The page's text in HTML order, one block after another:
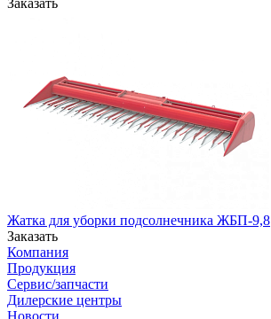
Жатка для уборки подсолнечника ЖБП-9,8
Заказать
Компания
Продукция
Сервис/запчасти
Дилерские центры
Новости